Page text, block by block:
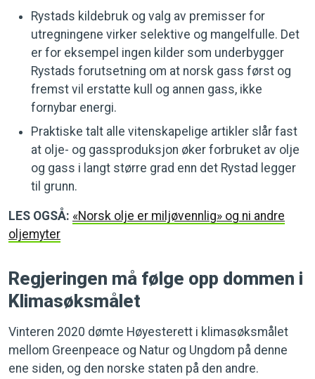
Rystads kildebruk og valg av premisser for
utregningene virker selektive og mangelfulle. Det
er for eksempel ingen kilder som underbygger
Rystads forutsetning om at norsk gass først og
fremst vil erstatte kull og annen gass, ikke
fornybar energi.
Praktiske talt alle vitenskapelige artikler slår fast
at olje- og gassproduksjon øker forbruket av olje
og gass i langt større grad enn det Rystad legger
til grunn.
LES OGSÅ: «Norsk olje er miljøvennlig» og ni andre
oljemyter
Regjeringen må følge opp dommen i
Klimasøksmålet
Vinteren 2020 dømte Høyesterett i klimasøksmålet
mellom Greenpeace og Natur og Ungdom på denne
ene siden, og den norske staten på den andre.